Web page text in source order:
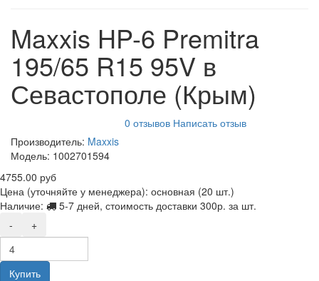
Maxxis HP-6 Premitra
195/65 R15 95V в
Севастополе (Крым)
0 отзывов Написать отзыв
Производитель: Maxxis
Модель: 1002701594
4755.00 руб
Цена (уточняйте у менеджера): основная (20 шт.)
Наличие:
5-7 дней, стоимость доставки 300р. за шт.
-
+
Купить